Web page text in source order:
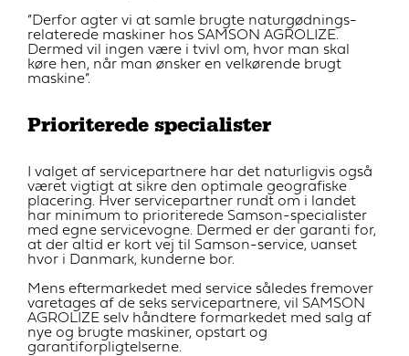
”Derfor agter vi at samle brugte naturgødnings-
relaterede maskiner hos SAMSON AGROLIZE.
Dermed vil ingen være i tvivl om, hvor man skal
køre hen, når man ønsker en velkørende brugt
maskine”.
Prioriterede specialister
I valget af servicepartnere har det naturligvis også
været vigtigt at sikre den optimale geografiske
placering. Hver servicepartner rundt om i landet
har minimum to prioriterede Samson-specialister
med egne servicevogne. Dermed er der garanti for,
at der altid er kort vej til Samson-service, uanset
hvor i Danmark, kunderne bor.
Mens eftermarkedet med service således fremover
varetages af de seks servicepartnere, vil SAMSON
AGROLIZE selv håndtere formarkedet med salg af
nye og brugte maskiner, opstart og
garantiforpligtelserne.